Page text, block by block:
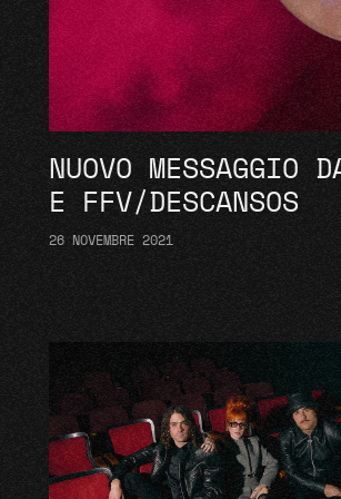
NUOVO
E FFV/DESCANSOS
26 NOVEMBRE 2021